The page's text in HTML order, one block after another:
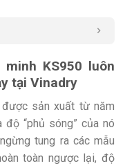
KS950 luôn
tại Vinadry
sản xuất từ năm
“phủ sóng” của nó
tung ra các mẫu
toàn ngược lại, độ